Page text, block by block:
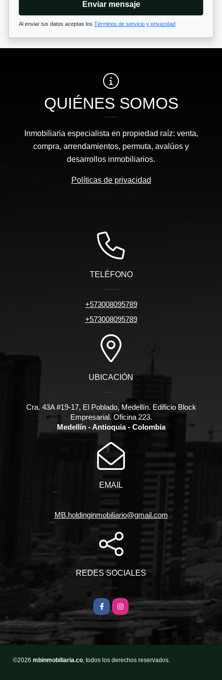
Enviar mensaje
Al enviar tus datos aceptas los Términos de servicio y privacidad
QUIÉNES SOMOS
Inmobiliaria especialista en propiedad raíz: venta,
compra, arrendamientos, permuta, avalúos y
desarrollos inmobiliarios.
Políticas de privacidad
TELÉFONO
+573008095789
+573008095789
UBICACIÓN
Cra. 43A #19-17, El Poblado, Medellín. Edificio Block
Empresarial. Oficina 223.
Medellín - Antioquia - Colombia
EMAIL
MB.holdinginmobiliario@gmail.com
REDES SOCIALES
FacebookInstagram
©2026 mbinmobiliaria.co , todos los derechos reservados.